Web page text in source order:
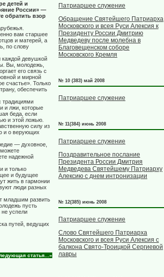
детей и
России» —
обратить взор
вам старшее
и матерей, а
по слову
девушкой
Вы, молодежь,
его связь с
и мирной
счастье». Только
обеспечить
традициями
и лжи, которые
беда, если
и этой ложью.
силу из
и о верующих
— духовное,
надежной
и только
и будущее
жить в гармонии
люди разных
младшим развить
пусть
успели
путей, ведущих
статья...»
Патриаршее служение
Обращение Святейшего Патриарха
Московского и всея Руси Алексия к
Президенту России Дмитрию
Медведеву после молебна в
Благовещенском соборе
Московского Кремля
№ 10 (383) май 2008
Патриаршее служение
№ 11(384) июнь 2008
Патриаршее служение
Поздравительное послание
Президента России Дмитрия
Медведева Святейшему Патриарху
Алексию с днем интронизации
№ 12(385) июнь 2008
Патриаршее служение
Слово Святейшего Патриарха
Московского и всея Руси Алексия с
балкона Свято-Троицкой Сергиевой
лавры